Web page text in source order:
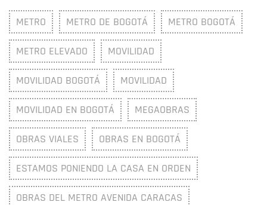
METRO METRO DE BOGOTÁ METRO BOGOTÁ
METRO ELEVADO MOVILIDAD
MOVILIDAD BOGOTÁ MOVILIDAD
MOVILIDAD EN BOGOTÁ MEGAOBRAS
OBRAS VIALES OBRAS EN BOGOTÁ
ESTAMOS PONIENDO LA CASA EN ORDEN
OBRAS DEL METRO AVENIDA CARACAS